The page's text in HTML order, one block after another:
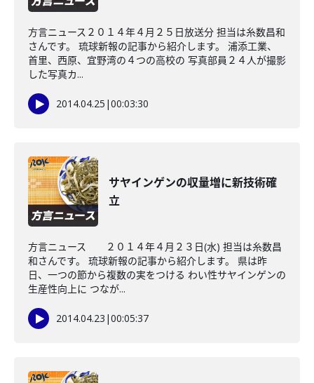
方言ニュース２０１４年４月２５日放送分 担当は糸数昌和
さんです。 琉球新報の記事から紹介します。 浦添工業、
首里、西原、宜野湾の４つの高校の 写真部員２４人が撮影
した写真カ...
2014.04.25 |00:03:30
サヤインゲンの収量増に新技術確
立
方言ニュース ２０１４年４月２３日(水) 担当は糸数昌
和さんです。 琉球新報の記事から紹介します。 県は昨
日、一つの節から複数の実をつける わい性サヤインゲンの
生産性向上に つなが...
2014.04.23 |00:05:37